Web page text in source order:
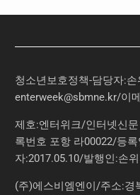
청소년보호정책-담당자:손
enterweek@sbmne.kr/이
제호:엔터위크/인터넷신
록번호 포항 라00022/등
자:2017.05.10/발행인:손
(주)에스비엠엔이/주소:경